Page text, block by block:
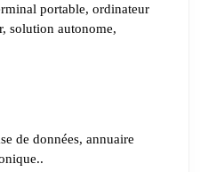
portable, ordinateur
solution autonome,
de données, annuaire